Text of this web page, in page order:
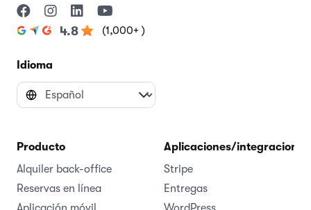
4.8 (1,000+ )
Idioma
Producto
Alquiler back-office
Reservas en línea
Aplicaciones/integraciones
Stripe
Entregas